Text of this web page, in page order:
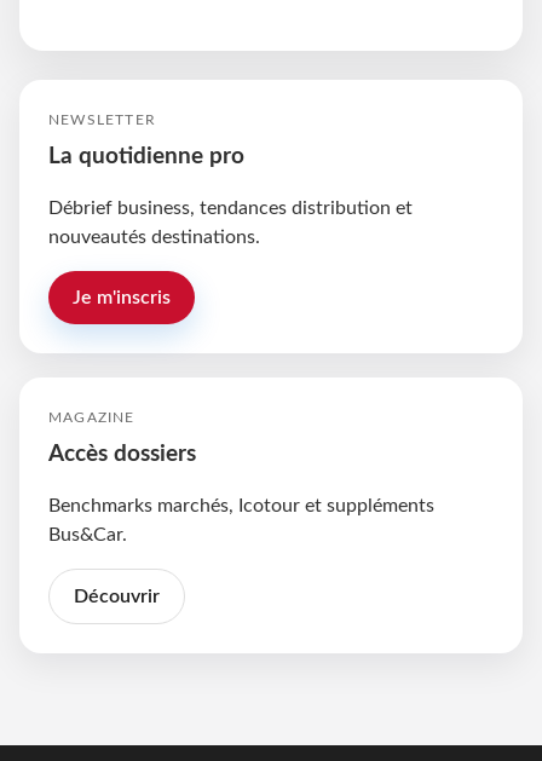
NEWSLETTER
La quotidienne pro
Débrief business, tendances distribution et
nouveautés destinations.
Je m'inscris
MAGAZINE
Accès dossiers
Benchmarks marchés, Icotour et suppléments
Bus&Car.
Découvrir